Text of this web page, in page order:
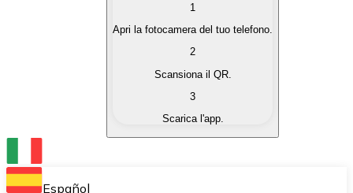
Acquista le criptovalute che ti interessano in modo
Converti le tue criptovalute in valuta fiat quando ne
Scambia una criptovaluta con un'altra
Conserva le tue cripto in un Wallet self-custodial.
1
Apri la fotocamera del tuo telefono.
2
Scansiona il QR.
3
Scarica l'app.
Español